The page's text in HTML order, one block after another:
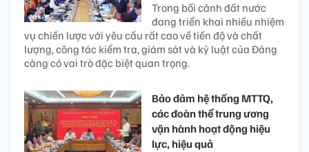
Trong bối cảnh đất nước
đang triển khai nhiều nhiệm
vụ chiến lược với yêu cầu rất cao về tiến độ và chất
lượng, công tác kiểm tra, giám sát và kỷ luật của Đảng
càng có vai trò đặc biệt quan trọng.
Bảo đảm hệ thống MTTQ,
các đoàn thể trung ương
vận hành hoạt động hiệu
lực, hiệu quả